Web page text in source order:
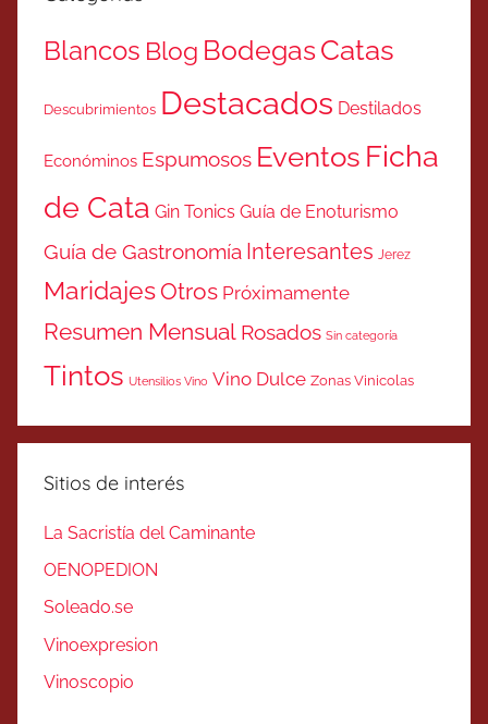
Blancos Blog BodegasCatas
Descubrimientos Destacados Destilados
Económinos Espumosos Eventos Ficha
de Cata Gin Tonics Guía de Enoturismo
Guía de Gastronomía Interesantes Jerez
MaridajesOtros Próximamente
Resumen Mensual Rosados Sin categoría
Tintos Utensilios Vino Vino Dulce Zonas Vinicolas
Sitios de interés
La Sacristía del Caminante
OENOPEDION
Soleado.se
Vinoexpresion
Vinoscopio